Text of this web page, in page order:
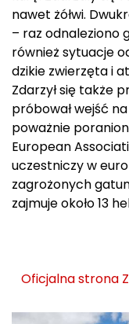
nawet żółwi.
– raz odnaleziono
również sytuacje
dzikie zwierzęta i
Zdarzył się także
próbował wejść
poważnie
European
uczestniczy w
zagrożonych
zajmuje
Oficjalna strona